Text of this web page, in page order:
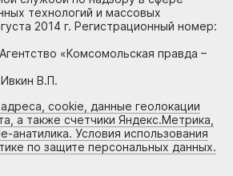
технологий и массовых
2014 г. Регистрационный номер:
«Комсомольская правда –
В.П.
cookie, данные геолокации
а также счетчики Яндекс.Метрика,
анатилика. Условия использования
по защите персональных данных.